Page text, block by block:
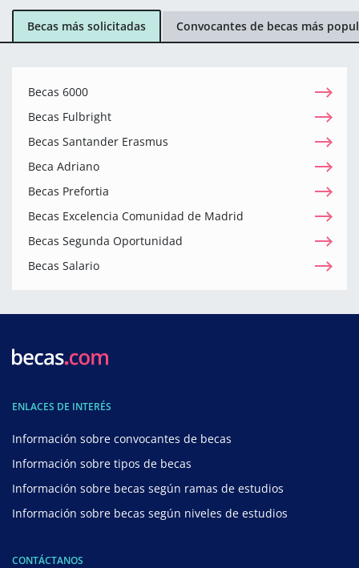
Becas más solicitadas Convocantes de becas más
Becas 6000
Becas Fulbright
Becas Santander Erasmus
Beca Adriano
Becas Prefortia
Becas Excelencia Comunidad de Madrid
Becas Segunda Oportunidad
Becas Salario
ENLACES DE INTERÉS
Información sobre convocantes de becas
Información sobre tipos de becas
Información sobre becas según ramas de estudios
Información sobre becas según niveles de estudios
CONTÁCTANOS